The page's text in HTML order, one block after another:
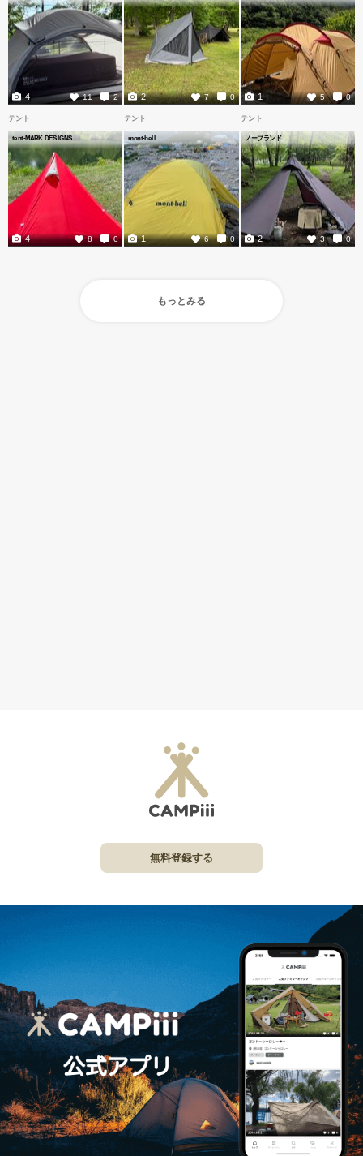
11 2
4 7 0
2 5 0
1
テント
tent-MARK DESIGNS
8 0
4
テント
mont-bell
6 0
1
テント
ノーブランド
3 0
2
もっとみる
無料登録する